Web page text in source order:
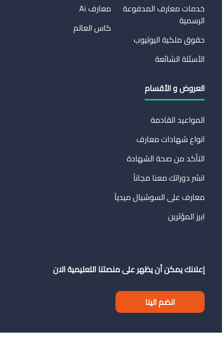
خدمات معارف المدفوعة
الرسمية
حقوق ملكية اليوتيوب
الأسئلة الشائعة
معارف Ai
كاس العالم
العروض و الأقسام
المواعيد القادمة
انواع شهادات معارف
التأكد من صحة الشهادة
انشر دوراتك معنا مجاناً
معارف على السوشيال ميدياً
ابرز المؤثرين
إعلانك يمكن أن يظهر على منصتنا التعليمية الان
انضم الينا